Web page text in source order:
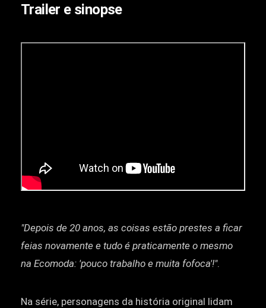
Trailer e sinopse
"Depois de 20 anos, as coisas estão prestes a ficar
feias novamente e tudo é praticamente o mesmo
na Ecomoda: 'pouco trabalho e muita fofoca'!".
Na série, personagens da história original lidam